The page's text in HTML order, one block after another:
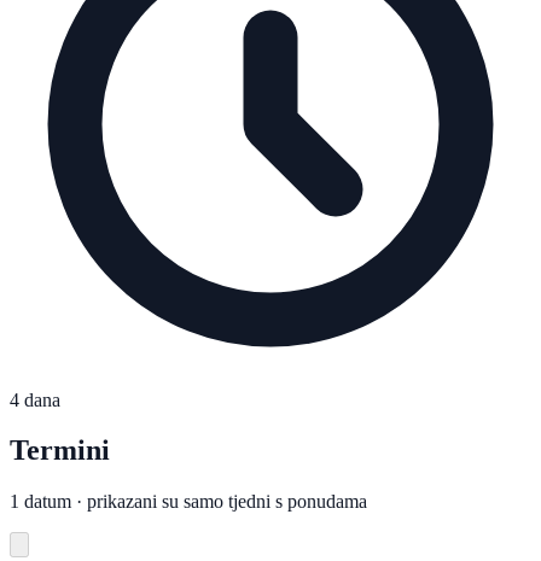
4 dana
Termini
1 datum · prikazani su samo tjedni s ponudama